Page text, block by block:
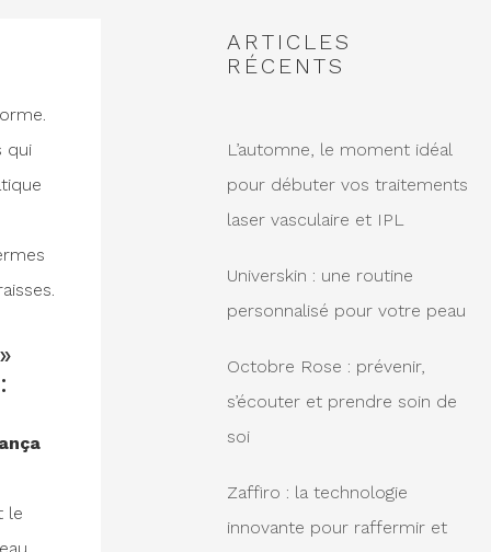
qui
le
ARTICLES
RÉCENTS
L’automne, le moment idéal
pour débuter vos traitements
laser vasculaire et IPL
Universkin : une routine
personnalisé pour votre peau
Octobre Rose : prévenir,
s’écouter et prendre soin de
soi
Zaffiro : la technologie
innovante pour raffermir et